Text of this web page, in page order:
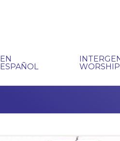
EN
ESPAÑOL
WORSHIP